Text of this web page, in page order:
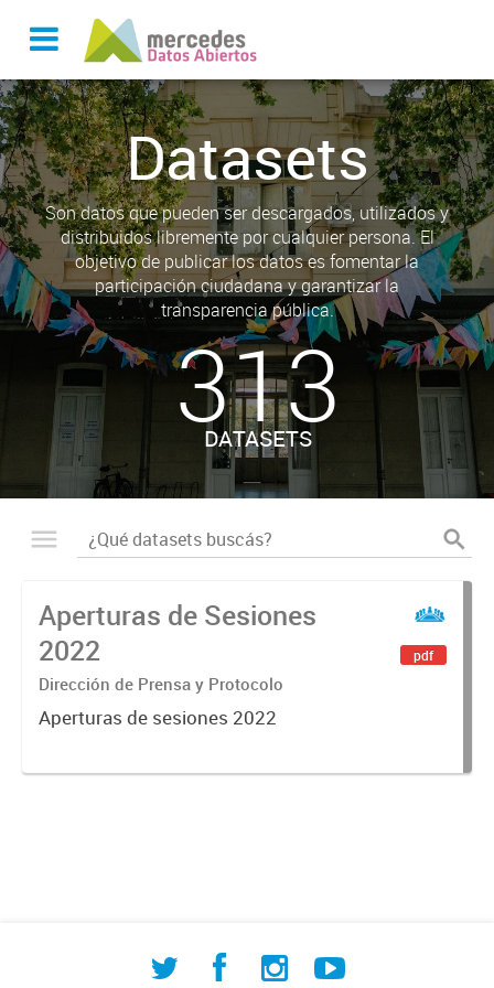
Datasets
Son datos que pueden ser descargados, utilizados y
distribuidos libremente por cualquier persona. El
objetivo de publicar los datos es fomentar la
participación ciudadana y garantizar la
transparencia pública.
313
DATASETS
Aperturas de Sesiones
2022
Dirección de Prensa y Protocolo
Aperturas de sesiones 2022
pdf